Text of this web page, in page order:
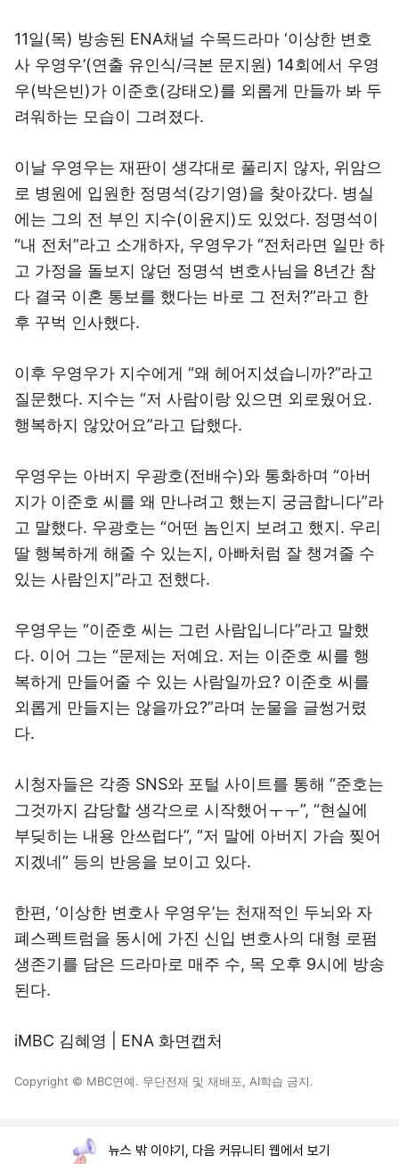
11일(목) 방송된 ENA채널 수목드라마 ‘이상한 변호
사 우영우’(연출 유인식/극본 문지원) 14회에서 우영
우(박은빈)가 이준호(강태오)를 외롭게 만들까 봐 두
려워하는 모습이 그려졌다.
이날 우영우는 재판이 생각대로 풀리지 않자, 위암으
로 병원에 입원한 정명석(강기영)을 찾아갔다. 병실
에는 그의 전 부인 지수(이윤지)도 있었다. 정명석이
“내 전처”라고 소개하자, 우영우가 “전처라면 일만 하
고 가정을 돌보지 않던 정명석 변호사님을 8년간 참
다 결국 이혼 통보를 했다는 바로 그 전처?”라고 한
후 꾸벅 인사했다.
이후 우영우가 지수에게 “왜 헤어지셨습니까?”라고
질문했다. 지수는 “저 사람이랑 있으면 외로웠어요.
행복하지 않았어요”라고 답했다.
우영우는 아버지 우광호(전배수)와 통화하며 “아버
지가 이준호 씨를 왜 만나려고 했는지 궁금합니다”라
고 말했다. 우광호는 “어떤 놈인지 보려고 했지. 우리
딸 행복하게 해줄 수 있는지, 아빠처럼 잘 챙겨줄 수
있는 사람인지”라고 전했다.
우영우는 “이준호 씨는 그런 사람입니다”라고 말했
다. 이어 그는 “문제는 저예요. 저는 이준호 씨를 행
복하게 만들어줄 수 있는 사람일까요? 이준호 씨를
외롭게 만들지는 않을까요?”라며 눈물을 글썽거렸
다.
시청자들은 각종 SNS와 포털 사이트를 통해 “준호는
그것까지 감당할 생각으로 시작했어ㅜㅜ”, “현실에
부딪히는 내용 안쓰럽다”, “저 말에 아버지 가슴 찢어
지겠네” 등의 반응을 보이고 있다.
한편, ‘이상한 변호사 우영우’는 천재적인 두뇌와 자
폐스펙트럼을 동시에 가진 신입 변호사의 대형 로펌
생존기를 담은 드라마로 매주 수, 목 오후 9시에 방송
된다.
iMBC 김혜영 | ENA 화면캡처
Copyright © MBC연예. 무단전재 및 재배포, AI학습 금지.
뉴스 밖 이야기, 다음 커뮤니티 웹에서 보기